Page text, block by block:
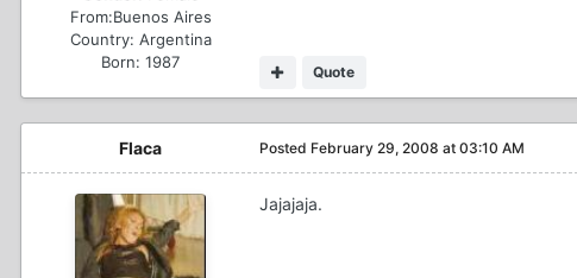
From:Buenos Aires
Country: Argentina
Born: 1987
Quote
Flaca Posted February 29, 2008 at 03:10 AM
Jajajaja.